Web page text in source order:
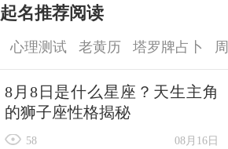
起名推荐阅读
心理测试 老黄历 塔罗牌占卜
8月8日是什么星座？天生主角
的狮子座性格揭秘
08月16日
58